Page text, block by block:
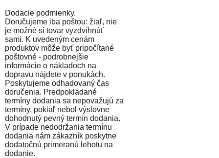
Dodacie podmienky.
Doručujeme iba poštou: žiaľ, nie
je možné si tovar vyzdvihnúť
sami. K uvedeným cenám
produktov môže byť pripočítané
poštovné - podrobnejšie
informácie o nákladoch na
dopravu nájdete v ponukách.
Poskytujeme odhadovaný čas
doručenia. Predpokladané
termíny dodania sa nepovažujú za
termíny, pokiaľ nebol výslovne
dohodnutý pevný termín dodania.
V prípade nedodržania termínu
dodania nám zákazník poskytne
dodatočnú primeranú lehotu na
dodanie.